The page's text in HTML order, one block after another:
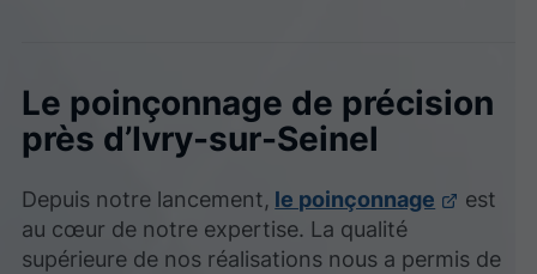
Le poinçonnage de précision
près d’Ivry-sur-Seinel
Depuis notre lancement, le poinçonnage
est
au cœur de notre expertise. La qualité
supérieure de nos réalisations nous a permis de